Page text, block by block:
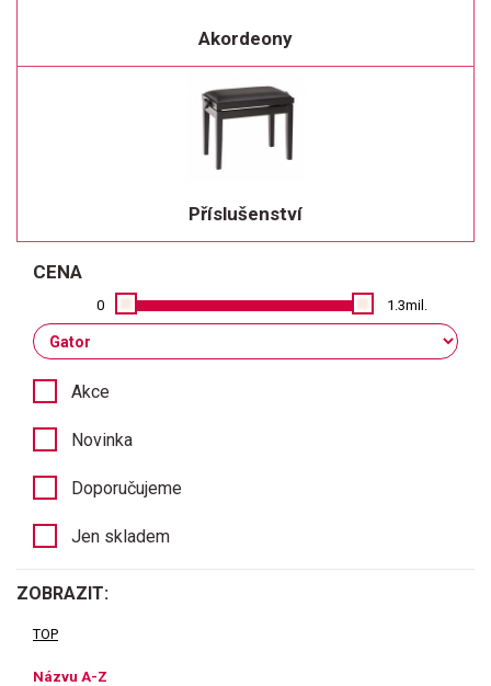
Akordeony
Příslušenství
CENA
0 1.3mil.
Akce
Novinka
Doporučujeme
Jen skladem
ZOBRAZIT:
TOP
Názvu A-Z